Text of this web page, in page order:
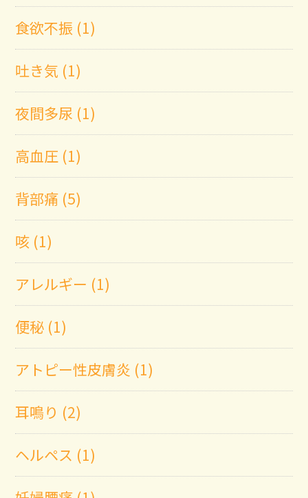
食欲不振 (1)
吐き気 (1)
夜間多尿 (1)
高血圧 (1)
背部痛 (5)
咳 (1)
アレルギー (1)
便秘 (1)
アトピー性皮膚炎 (1)
耳鳴り (2)
ヘルペス (1)